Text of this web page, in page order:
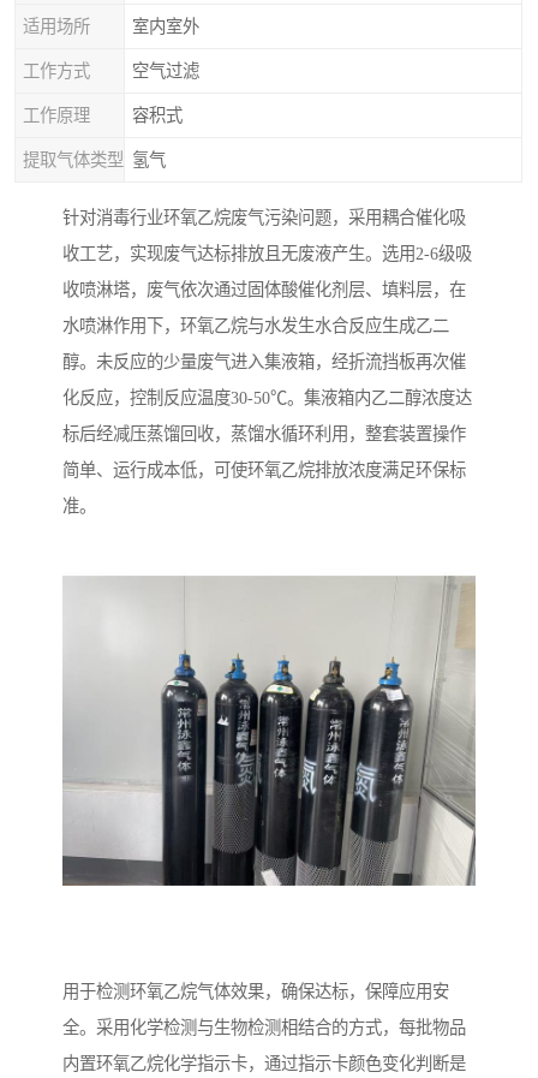
适用场所 室内室外
工作方式 空气过滤
工作原理 容积式
提取气体类型 氢气
针对消毒行业环氧乙烷废气污染问题，采用耦合催化吸
收工艺，实现废气达标排放且无废液产生。选用2-6级吸
收喷淋塔，废气依次通过固体酸催化剂层、填料层，在
水喷淋作用下，环氧乙烷与水发生水合反应生成乙二
醇。未反应的少量废气进入集液箱，经折流挡板再次催
化反应，控制反应温度30-50℃。集液箱内乙二醇浓度达
标后经减压蒸馏回收，蒸馏水循环利用，整套装置操作
简单、运行成本低，可使环氧乙烷排放浓度满足环保标
准。
用于检测环氧乙烷气体效果，确保达标，保障应用安
全。采用化学检测与生物检测相结合的方式，每批物品
内置环氧乙烷化学指示卡，通过指示卡颜色变化判断是